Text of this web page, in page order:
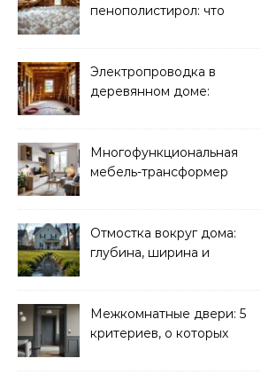
пенополистирол: что
Электропроводка в
деревянном доме:
Многофункциональная
мебель-трансформер
Отмостка вокруг дома:
глубина, ширина и
Межкомнатные двери: 5
критериев, о которых